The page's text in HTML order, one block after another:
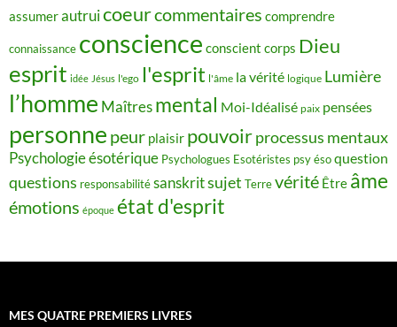
assumerautruicoeurcommentaires comprendre
connaissance conscience conscient corps Dieu
esprit idée Jésus l'ego l'esprit l'âme la vérité logique Lumière
l’homme Maîtres mental Moi-Idéalisé paix pensées
personne peur plaisir pouvoirprocessus mentaux
Psychologie ésotérique Psychologues Esotéristes psy ésoquestion
questions responsabilitésanskritsujet Terrevérité Être âme
émotions époque état d'esprit
MES QUATRE PREMIERS LIVRES